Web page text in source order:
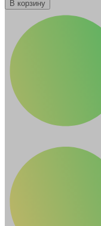
В корзину